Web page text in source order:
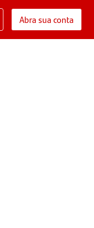
Abra sua conta